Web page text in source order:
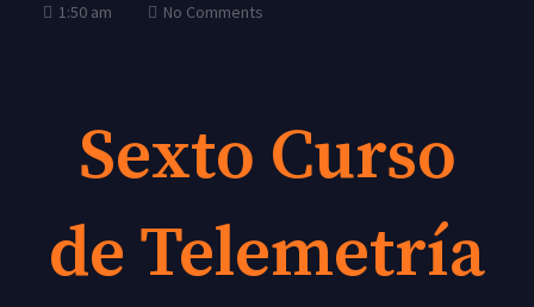
1:50 am
No Comments
Sexto Curso
de Telemetría